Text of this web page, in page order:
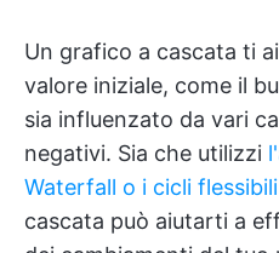
Un grafico a cascata ti
valore iniziale, come il
sia influenzato da vari
negativi. Sia che utilizzi
Waterfall o i cicli
cascata può aiutarti a